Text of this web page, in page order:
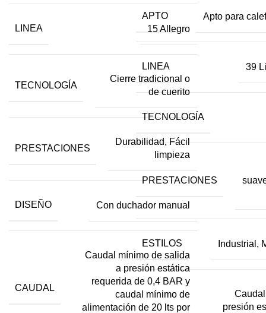
LINEA 15 Allegro
TECNOLOGÍA
Cierre tradicional o
de cuerito
PRESTACIONES
Durabilidad, Fácil
limpieza
DISEÑO Con duchador manual
CAUDAL
Caudal mínimo de salida
a presión estática
requerida de 0,4 BAR y
caudal mínimo de
alimentación de 20 lts por
APTO Apto para
LINEA 39
TECNOLOGÍA
PRESTACIONES
ESTILOS Industrial,
presión